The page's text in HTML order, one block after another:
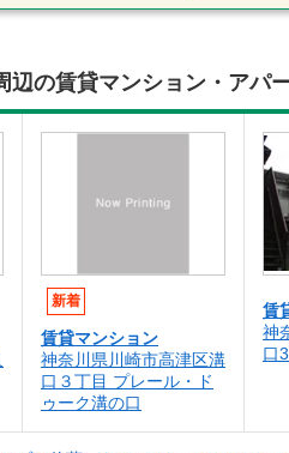
の賃貸マンション・アパ
新着
賃貸マンション
神奈川県川崎市高津区溝
口３丁目 プレール・ド
ゥーク溝の口
賃
神
口